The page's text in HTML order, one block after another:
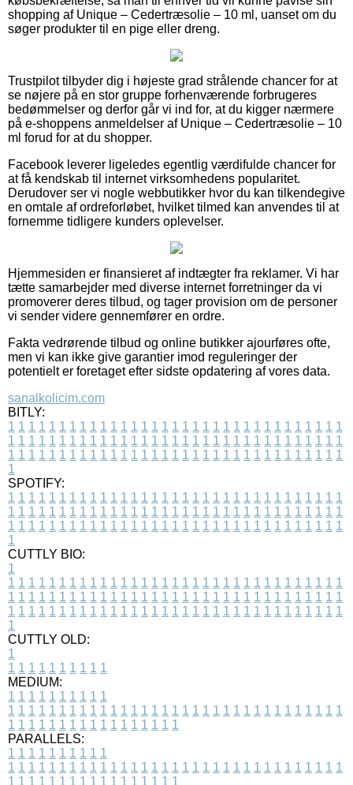
shopping af Unique – Cedertræsolie – 10 ml, uanset om du
søger produkter til en pige eller dreng.
Trustpilot tilbyder dig i højeste grad strålende chancer for at
se nøjere på en stor gruppe forhenværende forbrugeres
bedømmelser og derfor går vi ind for, at du kigger nærmere
på e-shoppens anmeldelser af Unique – Cedertræsolie – 10
ml forud for at du shopper.
Facebook leverer ligeledes egentlig værdifulde chancer for
at få kendskab til internet virksomhedens popularitet.
Derudover ser vi nogle webbutikker hvor du kan tilkendegive
en omtale af ordreforløbet, hvilket tilmed kan anvendes til at
fornemme tidligere kunders oplevelser.
Hjemmesiden er finansieret af indtægter fra reklamer. Vi har
tætte samarbejder med diverse internet forretninger da vi
promoverer deres tilbud, og tager provision om de personer
vi sender videre gennemfører en ordre.
Fakta vedrørende tilbud og online butikker ajourføres ofte,
men vi kan ikke give garantier imod reguleringer der
potentielt er foretaget efter sidste opdatering af vores data.
sanalkolicim.com
BITLY:
1 1 1 1 1 1 1 1 1 1 1 1 1 1 1 1 1 1 1 1 1 1 1 1 1 1 1 1 1 1 1 1 1
1 1 1 1 1 1 1 1 1 1 1 1 1 1 1 1 1 1 1 1 1 1 1 1 1 1 1 1 1 1 1 1 1
1 1 1 1 1 1 1 1 1 1 1 1 1 1 1 1 1 1 1 1 1 1 1 1 1 1 1 1 1 1 1 1 1
1
SPOTIFY:
1 1 1 1 1 1 1 1 1 1 1 1 1 1 1 1 1 1 1 1 1 1 1 1 1 1 1 1 1 1 1 1 1
1 1 1 1 1 1 1 1 1 1 1 1 1 1 1 1 1 1 1 1 1 1 1 1 1 1 1 1 1 1 1 1 1
1 1 1 1 1 1 1 1 1 1 1 1 1 1 1 1 1 1 1 1 1 1 1 1 1 1 1 1 1 1 1 1 1
1
CUTTLY BIO:
1
1 1 1 1 1 1 1 1 1 1 1 1 1 1 1 1 1 1 1 1 1 1 1 1 1 1 1 1 1 1 1 1 1
1 1 1 1 1 1 1 1 1 1 1 1 1 1 1 1 1 1 1 1 1 1 1 1 1 1 1 1 1 1 1 1 1
1 1 1 1 1 1 1 1 1 1 1 1 1 1 1 1 1 1 1 1 1 1 1 1 1 1 1 1 1 1 1 1 1
1
CUTTLY OLD:
1
1 1 1 1 1 1 1 1 1 1
MEDIUM:
1 1 1 1 1 1 1 1 1 1
1 1 1 1 1 1 1 1 1 1 1 1 1 1 1 1 1 1 1 1 1 1 1 1 1 1 1 1 1 1 1 1 1
1 1 1 1 1 1 1 1 1 1 1 1 1 1 1 1 1
PARALLELS:
1 1 1 1 1 1 1 1 1 1
1 1 1 1 1 1 1 1 1 1 1 1 1 1 1 1 1 1 1 1 1 1 1 1 1 1 1 1 1 1 1 1 1
1 1 1 1 1 1 1 1 1 1 1 1 1 1 1 1 1